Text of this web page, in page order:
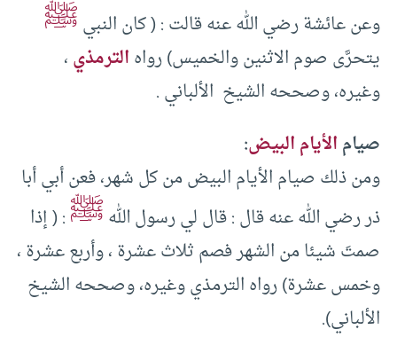
وعن عائشة رضي الله عنه قالت : ( كان النبيﷺ
يتحرَّى صوم الاثنين والخميس) رواهالترمذي،
وغيره، وصححه الشيخ الألباني .
صيامالأيام البيض:
ومن ذلك صيام الأيام البيض من كل شهر، فعن أبي أبا
ذر رضي الله عنه قال : قال لي رسول اللهﷺ: ( إذا
صمتَ شيئا من الشهر فصم ثلاث عشرة ، وأربع عشرة ،
وخمس عشرة) رواه الترمذي وغيره، وصححه الشيخ
الألباني).